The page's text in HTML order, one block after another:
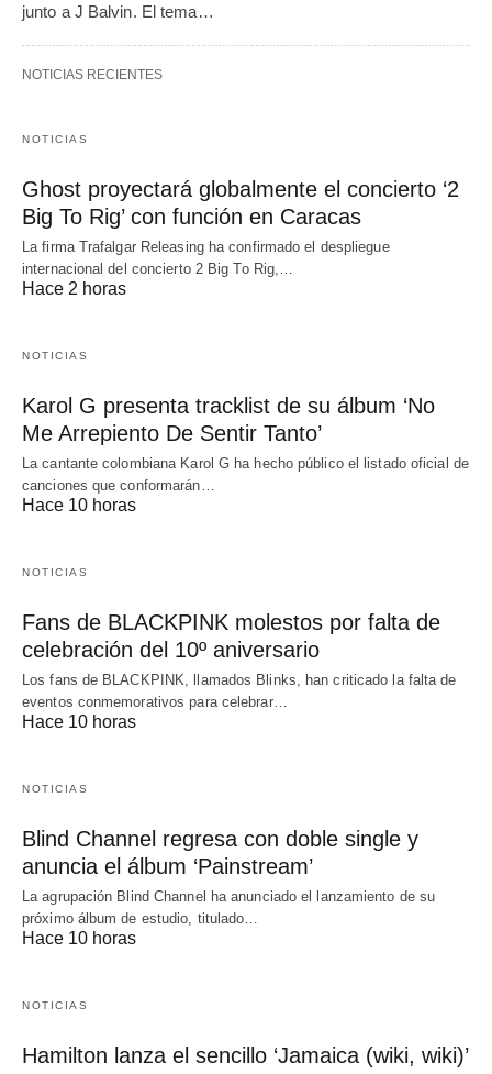
junto a J Balvin. El tema…
NOTICIAS RECIENTES
NOTICIAS
Ghost proyectará globalmente el concierto ‘2
Big To Rig’ con función en Caracas
La firma Trafalgar Releasing ha confirmado el despliegue
internacional del concierto 2 Big To Rig,…
Hace 2 horas
NOTICIAS
Karol G presenta tracklist de su álbum ‘No
Me Arrepiento De Sentir Tanto’
La cantante colombiana Karol G ha hecho público el listado oficial de
canciones que conformarán…
Hace 10 horas
NOTICIAS
Fans de BLACKPINK molestos por falta de
celebración del 10º aniversario
Los fans de BLACKPINK, llamados Blinks, han criticado la falta de
eventos conmemorativos para celebrar…
Hace 10 horas
NOTICIAS
Blind Channel regresa con doble single y
anuncia el álbum ‘Painstream’
La agrupación Blind Channel ha anunciado el lanzamiento de su
próximo álbum de estudio, titulado…
Hace 10 horas
NOTICIAS
Hamilton lanza el sencillo ‘Jamaica (wiki, wiki)’